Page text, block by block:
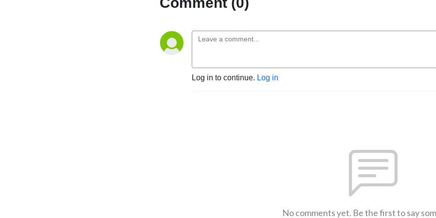
Log in to continue. Log in
No comments yet. Be the first to say